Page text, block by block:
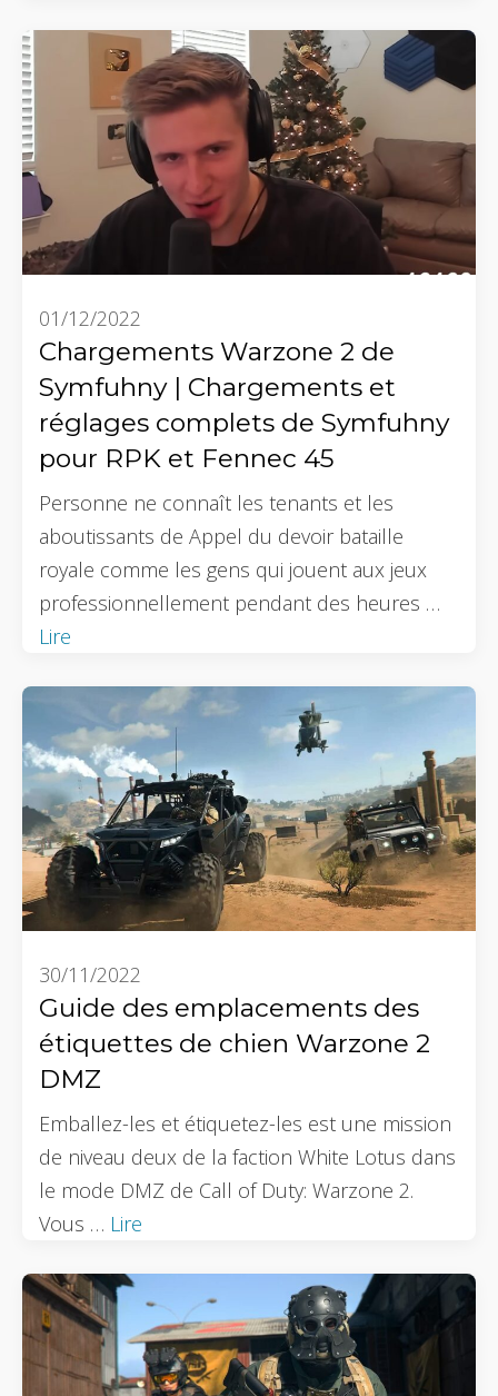
Chargements Warzone 2 de
Symfuhny | Chargements et
réglages complets de Symfuhny
pour RPK et Fennec 45
01/12/2022
Personne ne connaît les tenants et les
aboutissants de Appel du devoir bataille
royale comme les gens qui jouent aux jeux
professionnellement pendant des heures …
Lire
Guide des emplacements des
étiquettes de chien Warzone 2
DMZ
30/11/2022
Emballez-les et étiquetez-les est une mission
de niveau deux de la faction White Lotus dans
le mode DMZ de Call of Duty: Warzone 2.
Vous … Lire